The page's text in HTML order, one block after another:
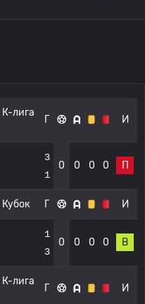
К-лига
Г И
3
1
0 0 0 0 П
Кубок Г И
1
3
0 0 0 0 В
К-лига
Г И